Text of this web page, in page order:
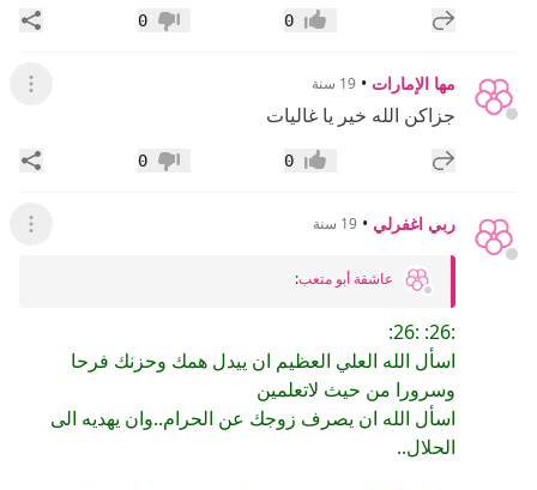
إضافة رد جديد إعجاب0 عدم إعجاب
0
مها الإمارات • 19 سنة عرض
جزاكن الله خير يا غاليات
إضافة رد جديد إعجاب0 عدم إعجاب
0
ربي اغفرلي • 19 سنة عرض
عاشقة أبو متعب:
:26: :26:
اسأل الله العلي العظيم ان ييدل همك وحزنك فرحا
وسرورا من حيث لاتعلمين
اسأل الله ان يصرف زوجك عن الحرام..وان يهديه الى
الحلال..